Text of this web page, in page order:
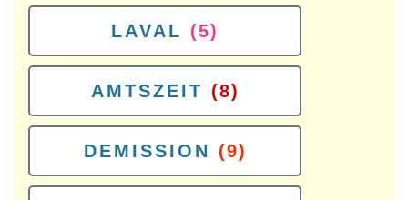
LAVAL (5)
AMTSZEIT (8)
DEMISSION (9)